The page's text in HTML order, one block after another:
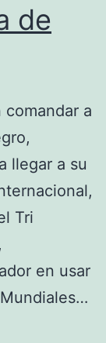
de
comandar a
llegar a su
Tri
en usar